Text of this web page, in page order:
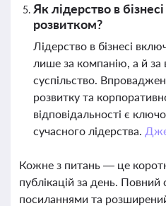
Як лідерство в
розвитком?
Лідерство в бізнесі
лише за компанію, а й за
суспільство.
розвитку та
відповідальності є
сучасного лідерства.
Кожне з питань — це
публікацій за день.
посиланнями та